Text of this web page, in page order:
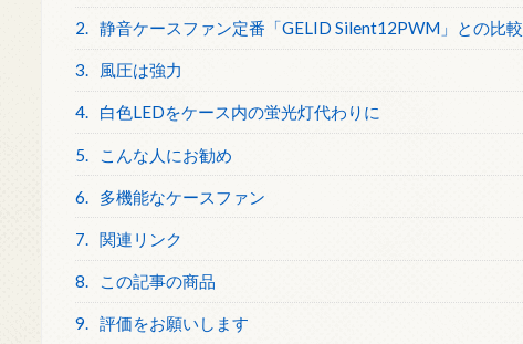
2. 静音ケースファン定番「GELID Silent12PWM」との比較
3. 風圧は強力
4. 白色LEDをケース内の蛍光灯代わりに
5. こんな人にお勧め
6. 多機能なケースファン
7. 関連リンク
8. この記事の商品
9. 評価をお願いします